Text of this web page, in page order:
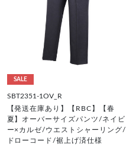
SALE
SBT2351-1OV_R
【発送在庫あり】【RBC】【春
夏】オーバーサイズパンツ/ネイビ
ー×カルゼ/ウエストシャーリング/
ドローコード/裾上げ済仕様